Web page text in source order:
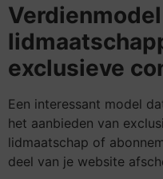
exclusieve
Een interessant model
het aanbieden van
lidmaatschap of
deel van je website